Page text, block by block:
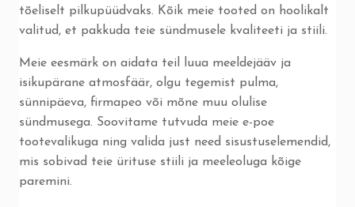
tõeliselt pilkupüüdvaks. Kõik meie tooted on hoolikalt
valitud, et pakkuda teie sündmusele kvaliteeti ja stiili.
Meie eesmärk on aidata teil luua meeldejääv ja
isikupärane atmosfäär, olgu tegemist pulma,
sünnipäeva, firmapeo või mõne muu olulise
sündmusega. Soovitame tutvuda meie e-poe
tootevalikuga ning valida just need sisustuselemendid,
mis sobivad teie ürituse stiili ja meeleoluga kõige
paremini.